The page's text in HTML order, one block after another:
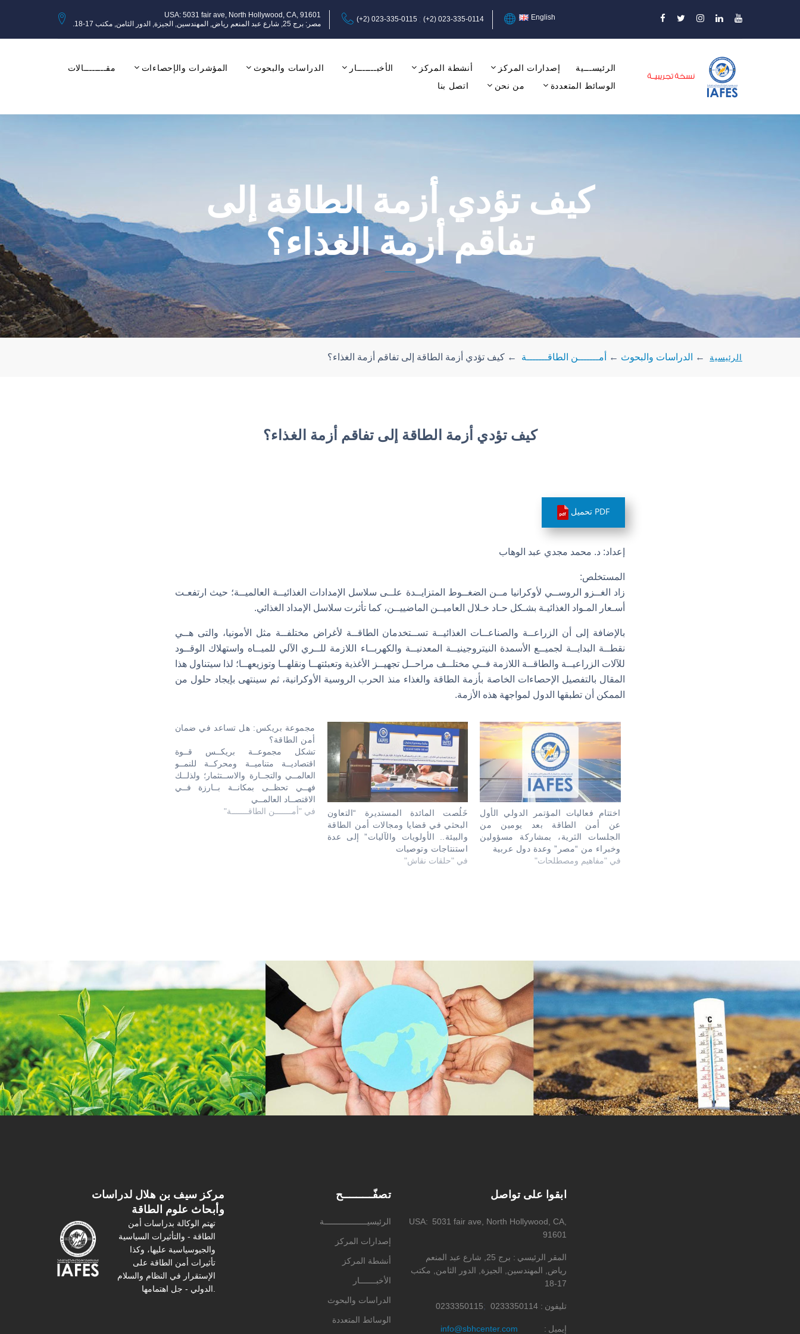
USA: 5031 fair ave, North Hollywood, CA, 91601
مصر: برج 25, شارع عبد المنعم رياض, المهندسين, الجيزة, الدور الثامن, مكتب 17-18.
(+2) 023-335-0115 (+2) 023-335-0114 English
الرئيســـية إصدارات المركز أنشطة المركز الأخبـــــــار الدراسات والبحوث المؤشرات والإحصاءات
مقــــــــالات
الوسائط المتعددة
من نحن اتصل بنا
كيف تؤدي أزمة الطاقة إلى
تفاقم أزمة الغذاء؟
الرئيسية ← الدراسات والبحوث ← أمـــــــن الطاقـــــــة ← كيف تؤدي أزمة الطاقة إلى تفاقم أزمة الغذاء؟
كيف تؤدي أزمة الطاقة إلى تفاقم أزمة الغذاء؟
PDF تحميل
إعداد: د. محمد مجدي عبد الوهاب
المستخلص:
زاد الغــزو الروســي لأوكرانيا مــن الضغــوط المتزايــدة علــى سلاسل الإمدادات الغذائيــة العالميــة؛ حيث ارتفعـت
أسـعار المـواد الغذائيـة بشـكل حـاد خـلال العاميــن الماضييــن، كما تأثرت سلاسل الإمداد الغذائي.
بالإضافة إلى أن الزراعــة والصناعــات الغذائيــة تســتخدمان الطاقــة لأغراض مختلفــة مثل الأمونيا، والتى هــي
نقطــة البدايــة لجميــع الأسمدة النيتروجينيــة المعدنيــة والكهربــاء اللازمة للــري الآلي للميــاه واستهلاك الوقــود
للآلات الزراعيــة والطاقــة اللازمة فــي مختلــف مراحــل تجهيــز الأغذية وتعبئتهــا ونقلهــا وتوزيعهــا؛ لذا سيتناول هذا
المقال بالتفصيل الإحصاءات الخاصة بأزمة الطاقة والغذاء منذ الحرب الروسية الأوكرانية، ثم سينتهى بإيجاد حلول من
الممكن أن تطبقها الدول لمواجهة هذه الأزمة.
مجموعة بريكس: هل تساعد في ضمان
أمن الطاقة؟
تشكل مجموعــة بريكــس قــوة
اقتصاديــة متناميــة ومحركــة للنمــو
العالمــي والتجــارة والاســتثمار؛ ولذلــك
فهــي تحظــى بمكانــة بــارزة فــي
الاقتصــاد العالمــي
في "أمـــــــن الطاقـــــــة"
خَلُصت المائدة المستديرة “التعاون
البحثي في قضايا ومجالات أمن الطاقة
والبيئة.. الأولويات والآليات” إلى عدة
استنتاجات وتوصيات
في "حلقات نقاش"
اختتام فعاليات المؤتمر الدولي الأول
عن أمن الطاقة بعد يومين من
الجلسات الثرية، بمشاركة مسؤولين
وخبراء من “مصر” وعدة دول عربية
في "مفاهيم ومصطلحات"
مركز سیف بن هلال لدراسات
وأبحاث علوم الطاقة
تهتم الوكالة بدراسات أمن
الطاقة - والتأثیرات السیاسیة
والجیوسیاسیة عليها، وكذا
تأثیرات أمن الطاقة على
الإستقرار في النظام والسلام
الدولي - جل اهتمامها.
تصفّـــــــــح
الرئيسيــــــــــــــــــة
إصدارات المركز
أنشطة المركز
الأخبـــــــار
الدراسات والبحوث
الوسائط المتعددة
ابقوا على تواصل
USA
5031 fair ave, North Hollywood, CA,
91601
المقر الرئيسي
برج 25, شارع عبد المنعم
رياض, المهندسين, الجيزة, الدور الثامن, مكتب
17-18
تليفون 0233350114
0233350115
إيميل info@sbhcenter.com